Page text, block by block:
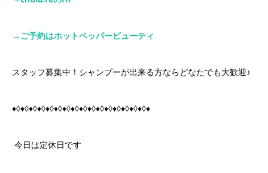
→ ご予約はホットペッパービューティ
スタッフ募集中！シャンプーが出来る方ならどなたでも大歓迎♪
♦◊♦◊♦◊♦◊♦◊♦◊♦◊♦◊♦◊♦◊♦◊♦◊♦◊♦◊♦◊♦◊♦
今日は定休日です